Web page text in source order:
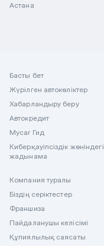
Астана
Басты бет
Жүрілген автокөліктер
Хабарландыру беру
Автокредит
Mycar Гид
Киберқауіпсіздік жөніндегі
жадынама
Компания туралы
Біздің серіктестер
Франшиза
Пайдаланушы келісімі
Құпиялылық саясаты